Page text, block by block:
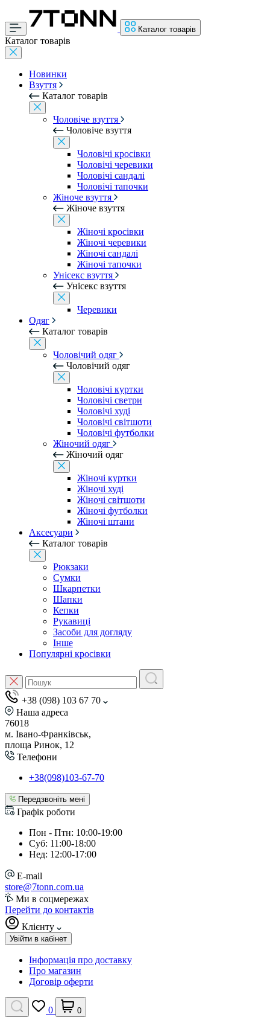
Каталог товарів
Каталог товарів
Новинки
Взуття
Каталог товарів
Чоловіче взуття
Чоловіче взуття
Чоловічі кросівки
Чоловічі черевики
Чоловічі сандалі
Чоловічі тапочки
Жіноче взуття
Жіноче взуття
Жіночі кросівки
Жіночі черевики
Жіночі сандалі
Жіночі тапочки
Унісекс взуття
Унісекс взуття
Черевики
Одяг
Каталог товарів
Чоловічий одяг
Чоловічий одяг
Чоловічі куртки
Чоловічі светри
Чоловічі худі
Чоловічі світшоти
Чоловічі футболки
Жіночий одяг
Жіночий одяг
Жіночі куртки
Жіночі худі
Жіночі світшоти
Жіночі футболки
Жіночі штани
Аксесуари
Каталог товарів
Рюкзаки
Сумки
Шкарпетки
Шапки
Кепки
Рукавиці
Засоби для догляду
Інше
Популярні кросівки
+38 (098) 103 67 70
Наша адреса
76018
м. Івано-Франківськ,
площа Ринок, 12
Телефони
+38(098)103-67-70
Передзвоніть мені
Графік роботи
Пон - Птн: 10:00-19:00
Суб: 11:00-18:00
Нед: 12:00-17:00
E-mail
store@7tonn.com.ua
Ми в соцмережах
Перейти до контактів
Клієнту
Увійти в кабінет
Інформація про доставку
Про магазин
Договір оферти
0 0